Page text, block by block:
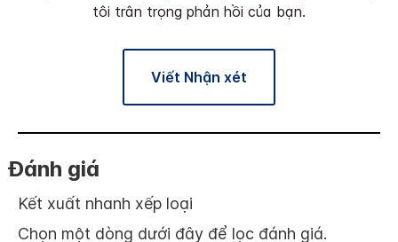
tôi trân trọng phản hồi của bạn.
Viết Nhận xét